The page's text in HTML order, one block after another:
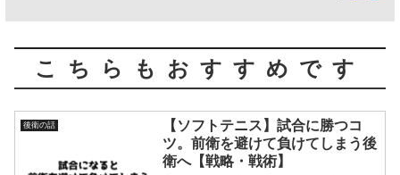
こちらもおすすめです
後衛の話
【ソフトテニス】試合に勝つコ
ツ。前衛を避けて負けてしまう後
衛へ【戦略・戦術】